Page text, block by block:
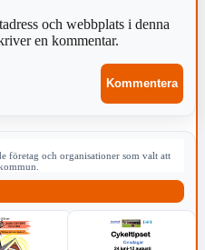
och webbplats i denna
en kommentar.
företag och organisationer som valt att